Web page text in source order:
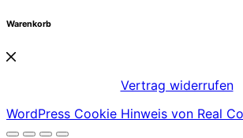
Warenkorb
Vertrag widerrufen
WordPress Cookie Hinweis von Real